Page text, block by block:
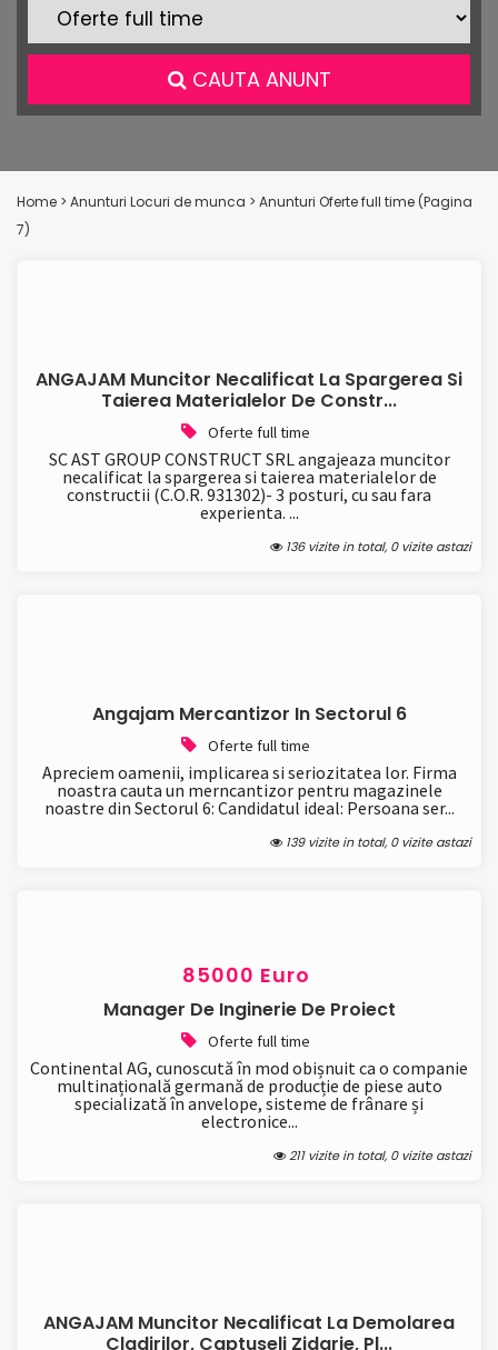
CAUTA ANUNT
Home > Anunturi Locuri de munca > Anunturi Oferte full time (Pagina
7)
ANGAJAM Muncitor Necalificat La Spargerea Si
Taierea Materialelor De Constr...
Oferte full time
SC AST GROUP CONSTRUCT SRL angajeaza muncitor
necalificat la spargerea si taierea materialelor de
constructii (C.O.R. 931302)- 3 posturi, cu sau fara
experienta. ...
136 vizite in total, 0 vizite astazi
Angajam Mercantizor In Sectorul 6
Oferte full time
Apreciem oamenii, implicarea si seriozitatea lor. Firma
noastra cauta un merncantizor pentru magazinele
noastre din Sectorul 6: Candidatul ideal: Persoana ser...
139 vizite in total, 0 vizite astazi
85000 Euro
Manager De Inginerie De Proiect
Oferte full time
Continental AG, cunoscută în mod obișnuit ca o companie
multinațională germană de producție de piese auto
specializată în anvelope, sisteme de frânare și
electronice...
211 vizite in total, 0 vizite astazi
ANGAJAM Muncitor Necalificat La Demolarea
Cladirilor, Captuseli Zidarie, Pl...